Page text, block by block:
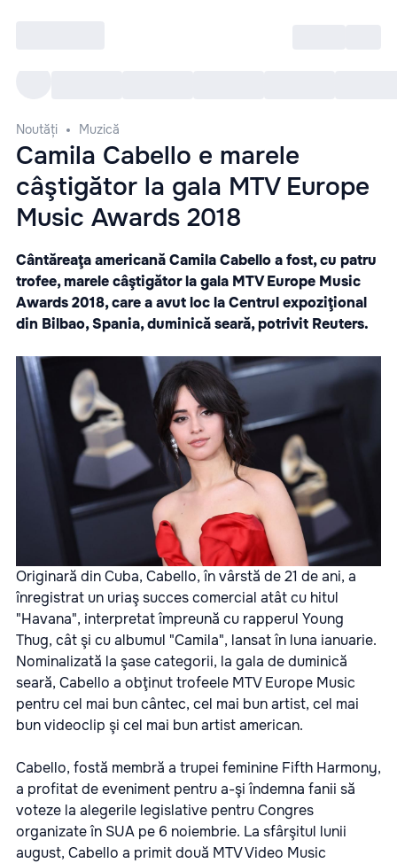
Noutăți Muzică
Camila Cabello e marele
câştigător la gala MTV Europe
Music Awards 2018
Cântăreaţa americană Camila Cabello a fost, cu patru
trofee, marele câştigător la gala MTV Europe Music
Awards 2018, care a avut loc la Centrul expoziţional
din Bilbao, Spania, duminică seară, potrivit Reuters.
Originară din Cuba, Cabello, în vârstă de 21 de ani, a
înregistrat un uriaş succes comercial atât cu hitul
"Havana", interpretat împreună cu rapperul Young
Thug, cât şi cu albumul "Camila", lansat în luna ianuarie.
Nominalizată la şase categorii, la gala de duminică
seară, Cabello a obţinut trofeele MTV Europe Music
pentru cel mai bun cântec, cel mai bun artist, cel mai
bun videoclip şi cel mai bun artist american.
Cabello, fostă membră a trupei feminine Fifth Harmony,
a profitat de eveniment pentru a-şi îndemna fanii să
voteze la alegerile legislative pentru Congres
organizate în SUA pe 6 noiembrie. La sfârşitul lunii
august, Cabello a primit două MTV Video Music